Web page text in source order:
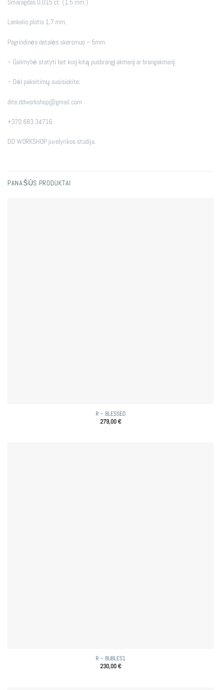
Smaragdas 0,015 ct. (1.5 mm.)
Lankelio plotis 1.7 mm.
Pagrindinės detalės skersmuo – 5mm.
– Galimybė statyti bet kurį kitą pusbrangį akmenį ar brangakmenį.
– Dėl pakeitimų susisiekite:
dite.ddworkshop@gmail.com
+370 683 34716
DD WORKSHOP juvelyrikos studija.
PANAŠŪS PRODUKTAI
R – BLESSED
279,00€
R – BUBLES1
230,00€